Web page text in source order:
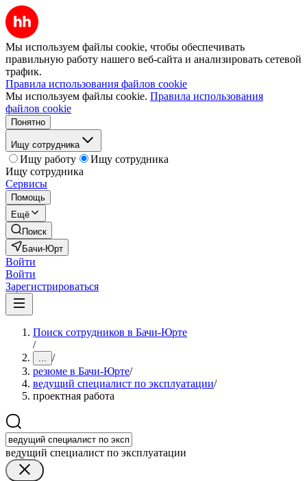
Мы используем файлы cookie, чтобы обеспечивать
правильную работу нашего веб-сайта и анализировать сетевой
трафик.
Правила использования файлов cookie
Мы используем файлы cookie. Правила использования
файлов cookie
Понятно
Ищу сотрудника
Ищу работу
Ищу сотрудника
Ищу сотрудника
Сервисы
Помощь
Ещё
Поиск
Бачи-Юрт
Войти
Войти
Зарегистрироваться
Поиск сотрудников в Бачи-Юрте
/
... /
резюме в Бачи-Юрте/
ведущий специалист по эксплуатации/
проектная работа
ведущий специалист по эксплуатации